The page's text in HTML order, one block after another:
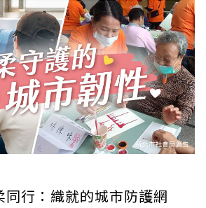
同行：織就的城市防護網